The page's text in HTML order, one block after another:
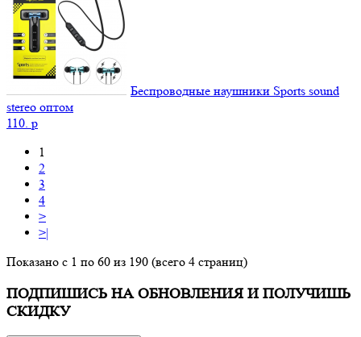
Беспроводные наушники Sports sound
stereo оптом
110. p
1
2
3
4
>
>|
Показано с 1 по 60 из 190 (всего 4 страниц)
ПОДПИШИСЬ НА ОБНОВЛЕНИЯ И ПОЛУЧИШЬ
СКИДКУ